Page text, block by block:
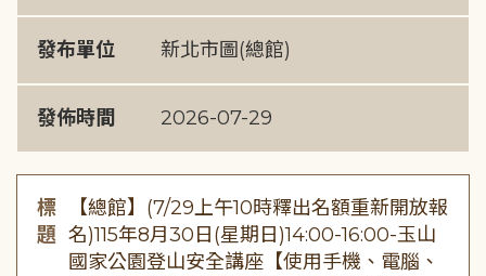
發布單位 新北市圖(總館)
發佈時間 2026-07-29
標
題
【總館】(7/29上午10時釋出名額重新開放報
名)115年8月30日(星期日)14:00-16:00-玉山
國家公園登山安全講座【使用手機、電腦、